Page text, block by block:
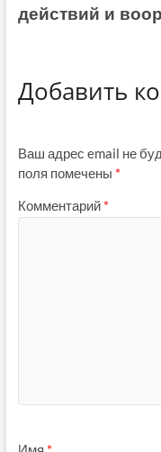
действий и
Добавить
Ваш адрес email не
поля помечены *
Комментарий *